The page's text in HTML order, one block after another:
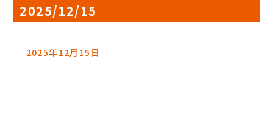
2025/12/15
2025年12月15日